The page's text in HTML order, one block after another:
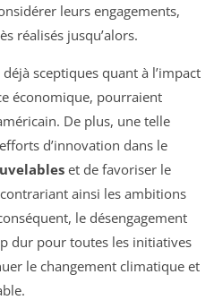
leurs engagements,
réalisés jusqu’alors.
sceptiques quant à l’impact
économique, pourraient
De plus, une telle
d’innovation dans le
et de favoriser le
ainsi les ambitions
le désengagement
dur pour toutes les initiatives
le changement climatique et